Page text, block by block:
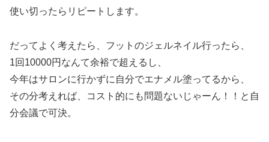
使い切ったらリピートします。
だってよく考えたら、フットのジェルネイル行ったら、
1回10000円なんて余裕で超えるし、
今年はサロンに行かずに自分でエナメル塗ってるから、
その分考えれば、コスト的にも問題ないじゃーん！！と自
分会議で可決。